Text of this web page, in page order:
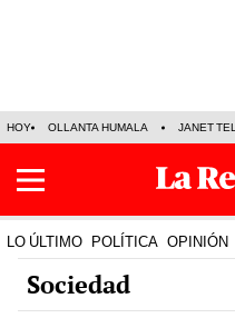
HOY OLLANTA HUMALA JANET
LO ÚLTIMO POLÍTICA OPINIÓN
Sociedad